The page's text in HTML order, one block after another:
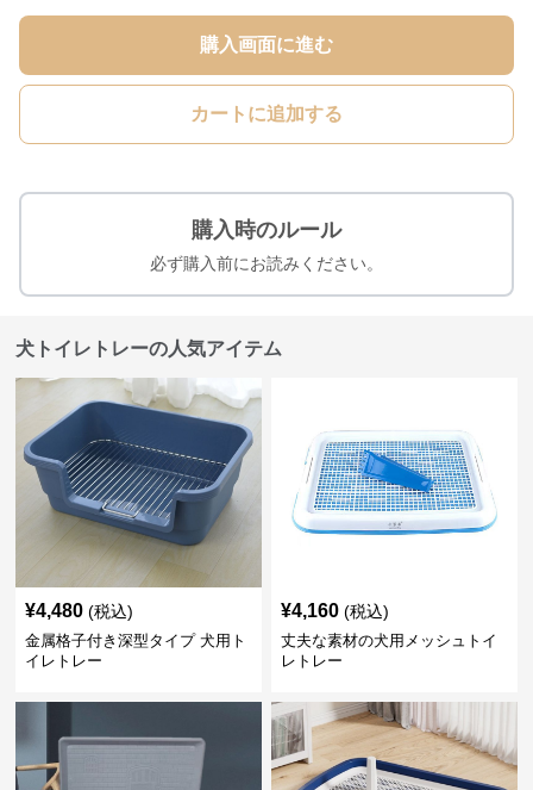
購入画面に進む
カートに追加する
購入時のルール
必ず購入前にお読みください。
犬トイレトレーの人気アイテム
¥4,480 (税込)
金属格子付き深型タイプ 犬用ト
イレトレー
¥4,160 (税込)
丈夫な素材の犬用メッシュトイ
レトレー